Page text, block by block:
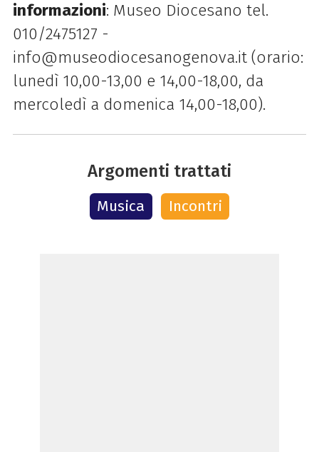
informazioni: Museo Diocesano tel.
010/2475127 -
info@museodiocesanogenova.it (orario:
lunedì 10,00-13,00 e 14,00-18,00, da
mercoledì a domenica 14,00-18,00).
Argomenti trattati
Musica Incontri